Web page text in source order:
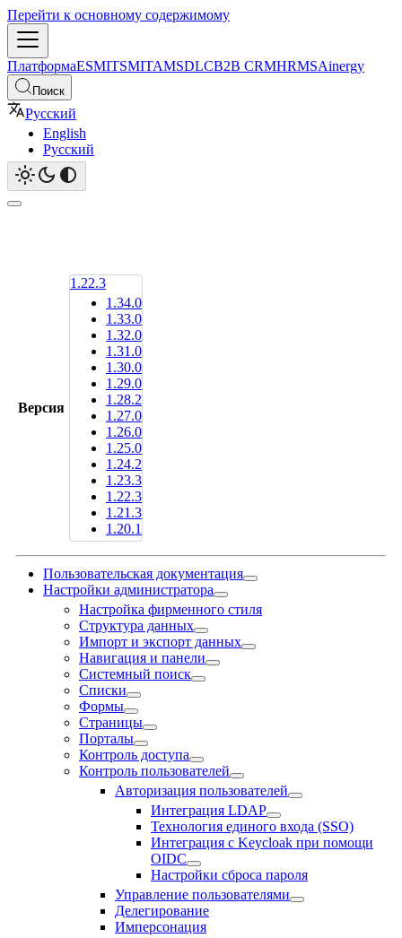
Перейти к основному содержимому
ПлатформаESMITSMITAMSDLCB2B CRMHRMSAinergy
Поиск
Русский
English
Русский
Версия
1.22.3
1.34.0
1.33.0
1.32.0
1.31.0
1.30.0
1.29.0
1.28.2
1.27.0
1.26.0
1.25.0
1.24.2
1.23.3
1.22.3
1.21.3
1.20.1
Пользовательская документация
Настройки администратора
Настройка фирменного стиля
Структура данных
Импорт и экспорт данных
Навигация и панели
Системный поиск
Списки
Формы
Страницы
Порталы
Контроль доступа
Контроль пользователей
Авторизация пользователей
Интеграция LDAP
Технология единого входа (SSO)
Интеграция с Keycloak при помощи
OIDC
Настройки сброса пароля
Управление пользователями
Делегирование
Имперсонация